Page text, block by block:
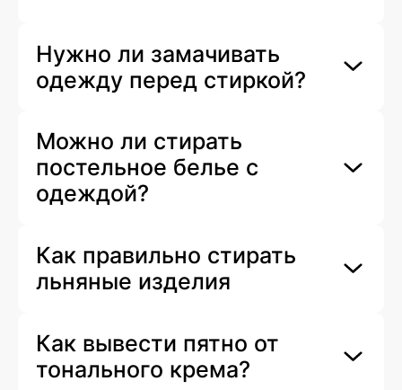
Нужно ли замачивать
одежду перед стиркой?
Можно ли стирать
постельное белье с
одеждой?
Как правильно стирать
льняные изделия
Как вывести пятно от
тонального крема?